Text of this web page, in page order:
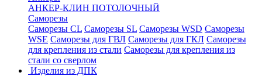
АНКЕР-КЛИН ПОТОЛОЧНЫЙ
Саморезы
Саморезы CL Саморезы SL Саморезы WSD Саморезы
WSE Саморезы для ГВЛ Саморезы для ГКЛ Саморезы
для крепления из стали Саморезы для крепления из
стали со сверлом
Изделия из ДПК